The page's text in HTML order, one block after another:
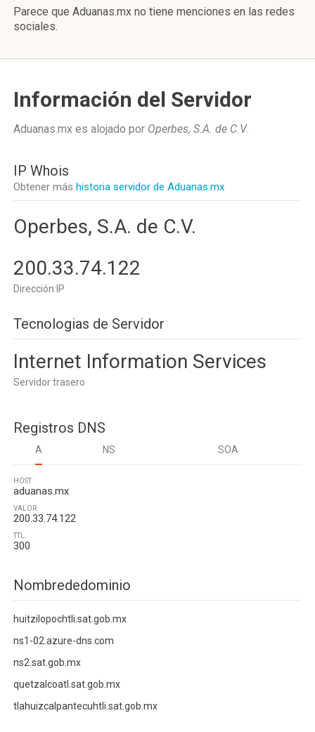
Parece que Aduanas.mx no tiene menciones en las redes
sociales.
Información del Servidor
Aduanas.mx es alojado por Operbes, S.A. de C.V.
IP Whois
Obtener más historia servidor de Aduanas.mx
Operbes, S.A. de C.V.
200.33.74.122
Dirección IP
Tecnologias de Servidor
Internet Information Services
Servidor trasero
Registros DNS
A NS SOA
HOST
aduanas.mx
VALOR
200.33.74.122
TTL
300
Nombrededominio
huitzilopochtli.sat.gob.mx
ns1-02.azure-dns.com
ns2.sat.gob.mx
quetzalcoatl.sat.gob.mx
tlahuizcalpantecuhtli.sat.gob.mx